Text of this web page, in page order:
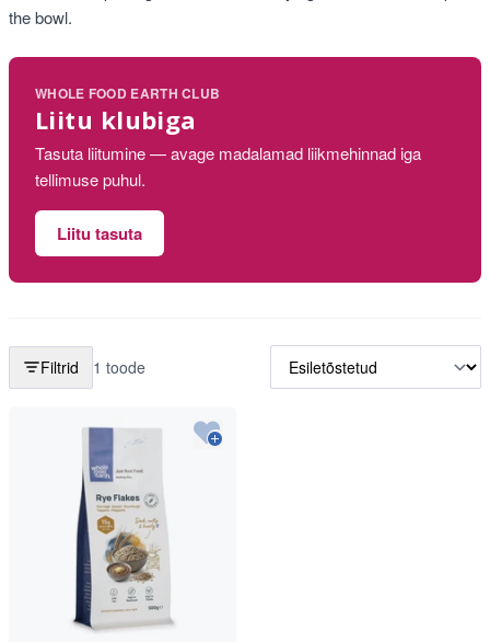
the bowl.
WHOLE FOOD EARTH CLUB
Liitu klubiga
Tasuta liitumine — avage madalamad liikmehinnad iga
tellimuse puhul.
Liitu tasuta
Filtrid 1 toode